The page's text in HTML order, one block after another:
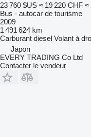
23 760 $US ≈ 19 220 CHF ≈
Bus - autocar de tourisme
2009
1 491 624 km
Carburant diesel Volant à
Japon
EVERY TRADING Co Ltd
Contacter le vendeur